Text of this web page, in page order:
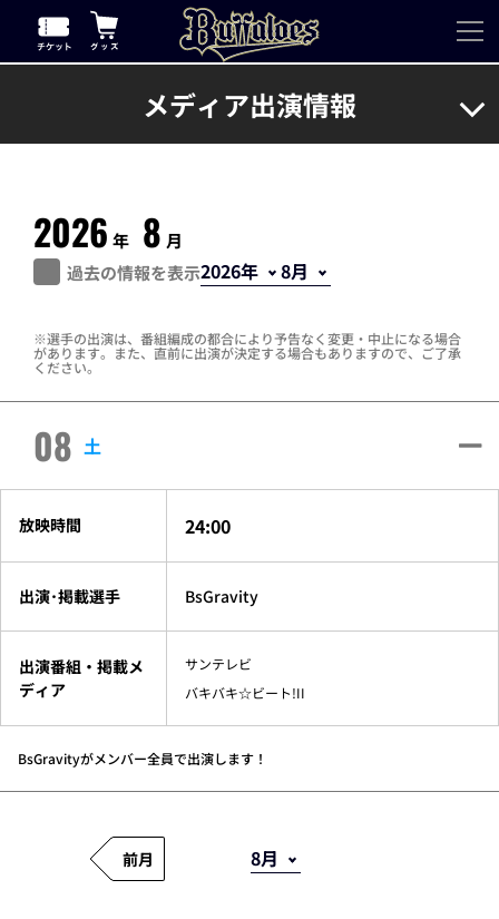
メディア出演情報
2026 年 8 月
過去の情報を表示
選手の出演は、番組編成の都合により予告なく変更・中止になる場合
があります。また、直前に出演が決定する場合もありますので、ご了承
ください。
08 土
放映時間 24:00
出演･掲載選手 BsGravity
出演番組・掲載メ
ディア
サンテレビ
バキバキ☆ビート!II
BsGravityがメンバー全員で出演します！
前月